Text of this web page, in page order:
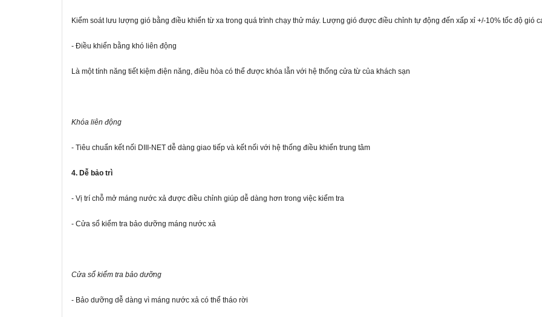
Kiểm soát lưu lượng gió bằng điều khiển từ xa trong quá trình chạy thử máy. Lượng gió được điều chỉnh tự động đến xấp xỉ +/-10% tốc độ gió
- Điều khiển bằng khó liên động
Là một tính năng tiết kiệm điện năng, điều hòa có thể được khóa lẫn với hệ thống cửa từ của khách sạn
Khóa liên động
- Tiêu chuẩn kết nối DIII-NET dễ dàng giao tiếp và kết nối với hệ thống điều khiển trung tâm
4. Dễ bảo trì
- Vị trí chỗ mở máng nước xả được điều chỉnh giúp dễ dàng hơn trong việc kiểm tra
- Cửa sổ kiểm tra bảo dưỡng máng nước xả
Cửa sổ kiểm tra bảo dưỡng
- Bảo dưỡng dễ dàng vì máng nước xả có thể tháo rời